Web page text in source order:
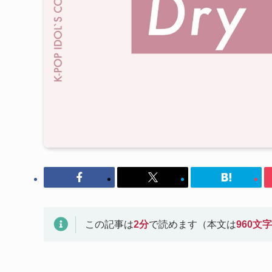
この記事は2分で読めます（本文は960文字